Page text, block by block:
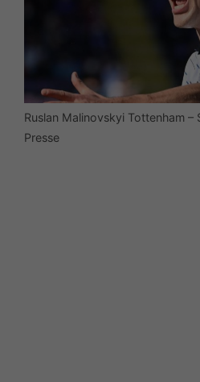
Ruslan Malinovskyi Tottenham
Presse